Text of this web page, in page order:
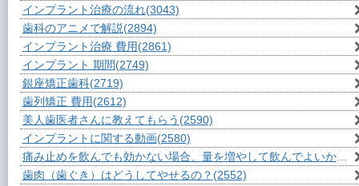
インプラント治療の流れ(3043)
歯科のアニメで解説(2894)
インプラント治療 費用(2861)
インプラント 期間(2749)
銀座矯正歯科(2719)
歯列矯正 費用(2612)
美人歯医者さんに教えてもらう (2590)
インプラントに関する動画(2580)
痛み止めを飲んでも効かない場合、量を増やして飲んでよいか？
歯肉（歯ぐき）はどうしてやせるの？ (2552)